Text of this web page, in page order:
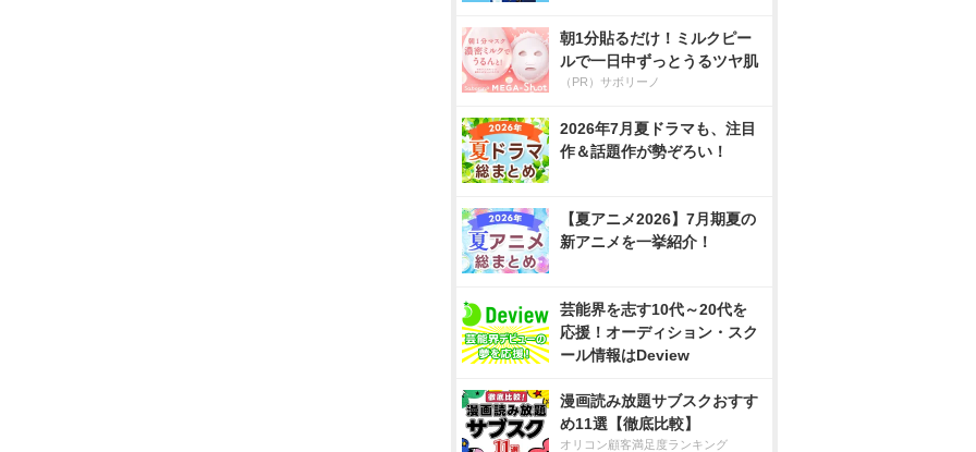
朝1分貼るだけ！ミルクピー
ルで一日中ずっとうるツヤ肌
（PR）サボリーノ
2026年7月夏ドラマも、注目
作＆話題作が勢ぞろい！
【夏アニメ2026】7月期夏の
新アニメを一挙紹介！
芸能界を志す10代～20代を
応援！オーディション・スク
ール情報はDeview
漫画読み放題サブスクおすす
め11選【徹底比較】
オリコン顧客満足度ランキング